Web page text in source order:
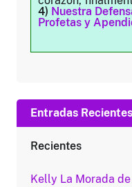
4) Nuestra
Profetas y
Entradas
Recientes
Kelly La Morada